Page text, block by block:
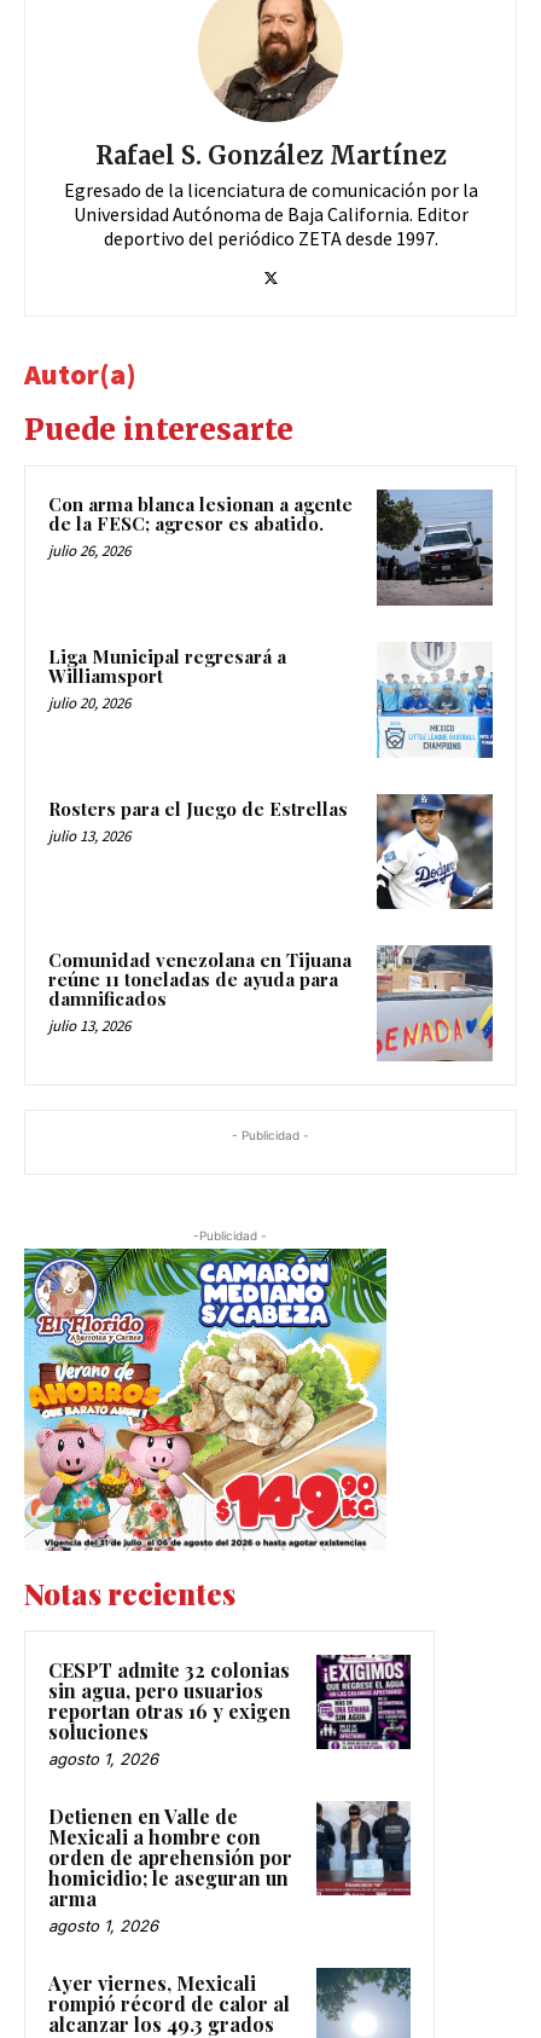
Rafael S. González Martínez
Egresado de la licenciatura de comunicación por la
Universidad Autónoma de Baja California. Editor
deportivo del periódico ZETA desde 1997.
Autor(a)
Puede interesarte
Con arma blanca lesionan a agente
de la FESC; agresor es abatido.
julio 26, 2026
Liga Municipal regresará a
Williamsport
julio 20, 2026
Rosters para el Juego de Estrellas
julio 13, 2026
Comunidad venezolana en Tijuana
reúne 11 toneladas de ayuda para
damnificados
julio 13, 2026
- Publicidad -
-Publicidad -
Notas recientes
CESPT admite 32 colonias
sin agua, pero usuarios
reportan otras 16 y exigen
soluciones
agosto 1, 2026
Detienen en Valle de
Mexicali a hombre con
orden de aprehensión por
homicidio; le aseguran un
arma
agosto 1, 2026
Ayer viernes, Mexicali
rompió récord de calor al
alcanzar los 49.3 grados